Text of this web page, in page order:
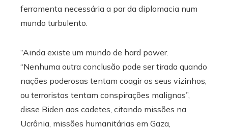
ferramenta necessária a par da diplomacia num
mundo turbulento.
“Ainda existe um mundo de hard power.
“Nenhuma outra conclusão pode ser tirada quando
nações poderosas tentam coagir os seus vizinhos,
ou terroristas tentam conspirações malignas”,
disse Biden aos cadetes, citando missões na
Ucrânia, missões humanitárias em Gaza,